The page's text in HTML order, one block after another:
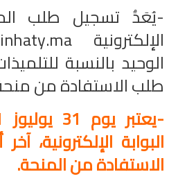
-يُعَدَُ تسجيل طلب
الإلكترونية
الوحيد بالنسبة
طلب الاستفادة من منحة
البوابة الإلكترونية،
الاستفادة من المنحة.